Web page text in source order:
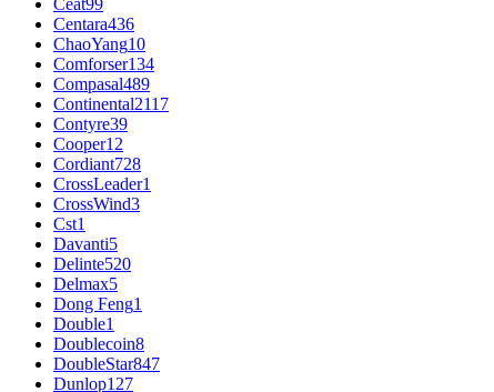
Ceat99
Centara436
ChaoYang10
Comforser134
Compasal489
Continental2117
Contyre39
Cooper12
Cordiant728
CrossLeader1
CrossWind3
Cst1
Davanti5
Delinte520
Delmax5
Dong Feng1
Double1
Doublecoin8
DoubleStar847
Dunlop127